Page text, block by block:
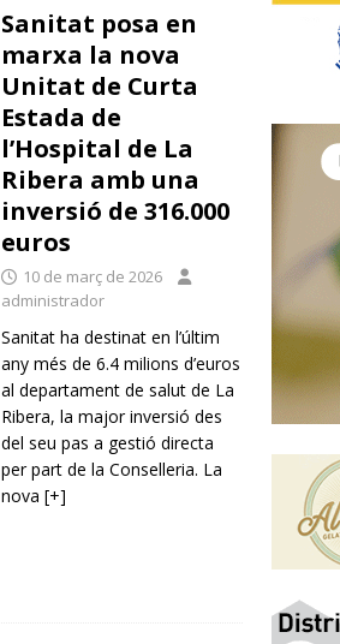
Sanitat posa en
marxa la nova
Unitat de Curta
Estada de
l’Hospital de La
Ribera amb una
inversió de 316.000
euros
10 de març de 2026
administrador
Sanitat ha destinat en l’últim
any més de 6.4 milions d’euros
al departament de salut de La
Ribera, la major inversió des
del seu pas a gestió directa
per part de la Conselleria. La
nova [+]